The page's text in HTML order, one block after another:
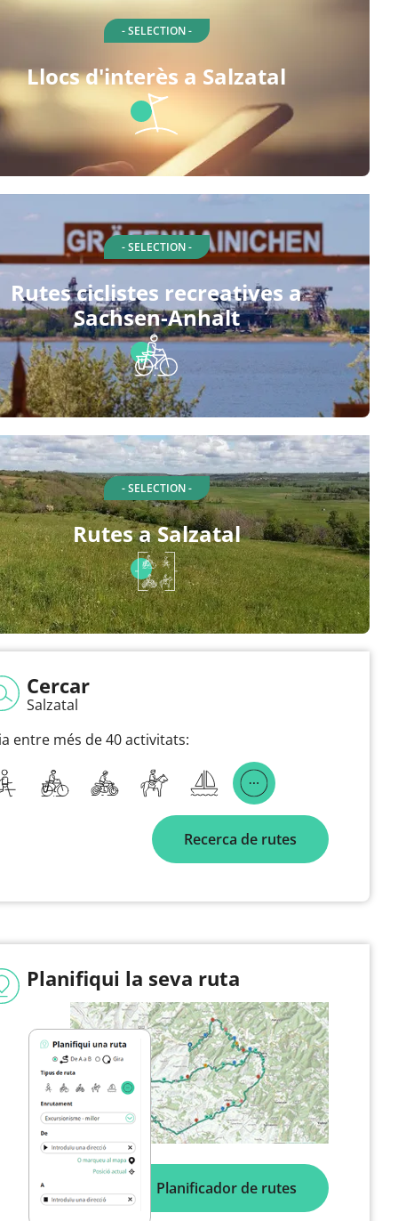
- SELECTION -
Llocs d'interès a Salzatal
- SELECTION -
Rutes ciclistes recreatives a
Sachsen-Anhalt
- SELECTION -
Rutes a Salzatal
Cercar
Salzatal
entre més de 40 activitats:
Recerca de rutes
Planifiqui la seva ruta
Planificador de rutes